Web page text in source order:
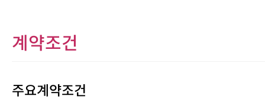
계약조건
주요계약조건